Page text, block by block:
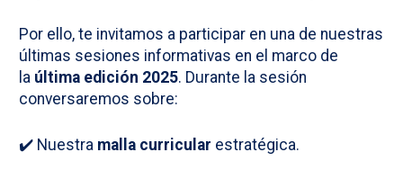
Por ello, te invitamos a participar en una de nuestras
últimas sesiones informativas en el marco de
la última edición 2025. Durante la sesión
conversaremos sobre:
✔️ Nuestra malla curricular estratégica.